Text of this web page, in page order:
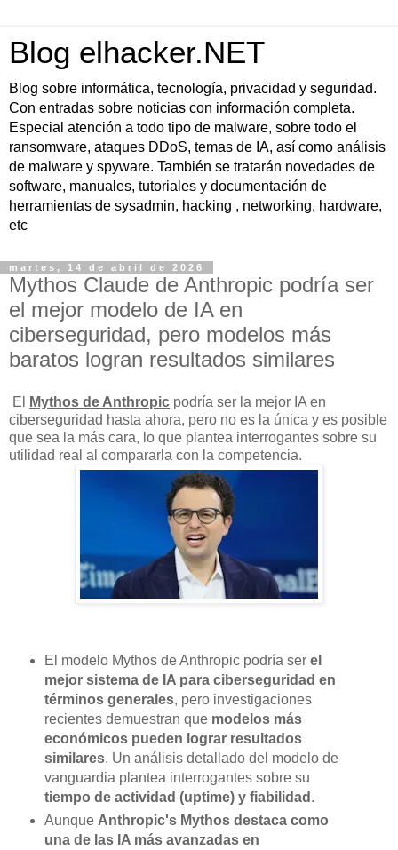
Blog elhacker.NET
Blog sobre informática, tecnología, privacidad y seguridad.
Con entradas sobre noticias con información completa.
Especial atención a todo tipo de malware, sobre todo el
ransomware, ataques DDoS, temas de IA, así como análisis
de malware y spyware. También se tratarán novedades de
software, manuales, tutoriales y documentación de
herramientas de sysadmin, hacking , networking, hardware,
etc
martes, 14 de abril de 2026
Mythos Claude de Anthropic podría ser
el mejor modelo de IA en
ciberseguridad, pero modelos más
baratos logran resultados similares
El Mythos de Anthropic podría ser la mejor IA en
ciberseguridad hasta ahora, pero no es la única y es posible
que sea la más cara, lo que plantea interrogantes sobre su
utilidad real al compararla con la competencia.
El modelo Mythos de Anthropic podría ser el
mejor sistema de IA para ciberseguridad en
términos generales, pero investigaciones
recientes demuestran que modelos más
económicos pueden lograr resultados
similares. Un análisis detallado del modelo de
vanguardia plantea interrogantes sobre su
tiempo de actividad (uptime) y fiabilidad .
Aunque Anthropic's Mythos destaca como
una de las IA más avanzadas en